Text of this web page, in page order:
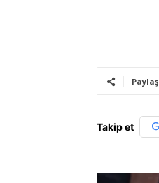
Paylaş
Takip et